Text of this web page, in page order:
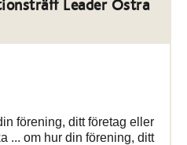
Leader Östra
förening, ditt företag eller
... om hur din förening, ditt